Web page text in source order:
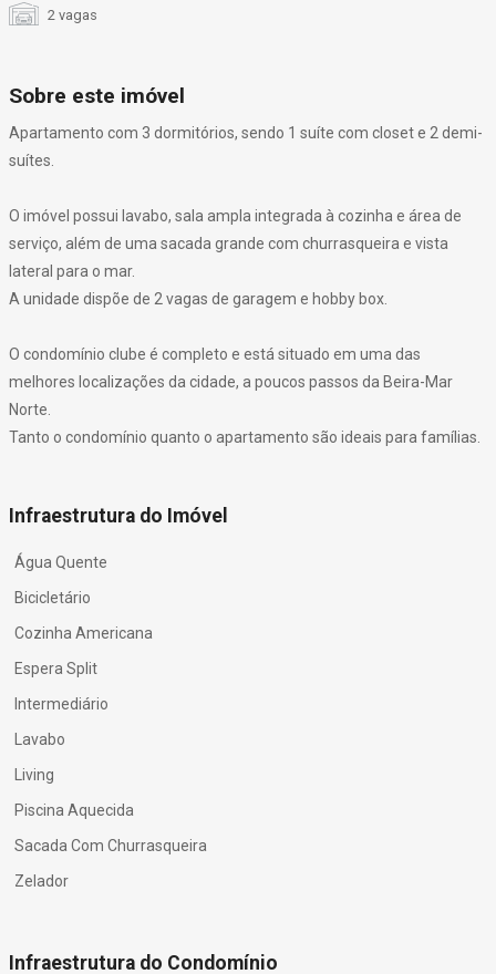
2 vagas
Sobre este imóvel
Apartamento com 3 dormitórios, sendo 1 suíte com closet e 2 demi-
suítes.
O imóvel possui lavabo, sala ampla integrada à cozinha e área de
serviço, além de uma sacada grande com churrasqueira e vista
lateral para o mar.
A unidade dispõe de 2 vagas de garagem e hobby box.
O condomínio clube é completo e está situado em uma das
melhores localizações da cidade, a poucos passos da Beira-Mar
Norte.
Tanto o condomínio quanto o apartamento são ideais para famílias.
Infraestrutura do Imóvel
Água Quente
Bicicletário
Cozinha Americana
Espera Split
Intermediário
Lavabo
Living
Piscina Aquecida
Sacada Com Churrasqueira
Zelador
Infraestrutura do Condomínio